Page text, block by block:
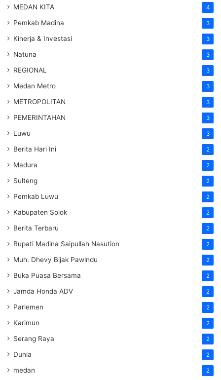
MEDAN KITA 4
Pemkab Madina 3
Kinerja & Investasi 3
Natuna 3
REGIONAL 3
Medan Metro 3
METROPOLITAN 3
PEMERINTAHAN 3
Luwu 3
Berita Hari Ini 2
Madura 2
Sulteng 2
Pemkab Luwu 2
Kabupaten Solok 2
Berita Terbaru 2
Bupati Madina Saipullah Nasution 2
Muh. Dhevy Bijak Pawindu 2
Buka Puasa Bersama 2
Jamda Honda ADV 2
Parlemen 2
Karimun 2
Serang Raya 2
Dunia 2
medan 2